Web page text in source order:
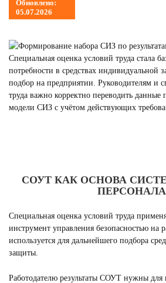
Обновлено:
05.07.2026
Специальная оценка условий труда стала
потребности в средствах индивидуальной
подбор на предприятии. Руководителям и
труда важно корректно переводить данные
модели СИЗ с учётом действующих
СОУТ КАК ОСНОВА
ПЕРСОНАЛА
Специальная оценка условий труда
инструмент управления безопасностью на
используется для дальнейшего подбора
защиты.
Работодателю результаты СОУТ нужны для